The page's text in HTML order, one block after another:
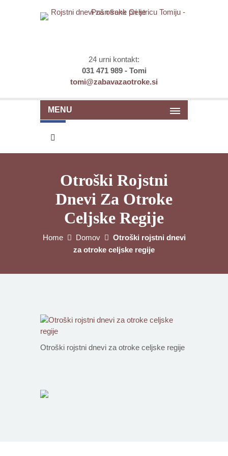
24 urni kontakt:
031 471 989 - Tomi
tomi@zabavazaotroke.si
MENU
Otroški Rojstni
Dnevi Za Otroke
Celjske Regije
Home Domov
Otroški rojstni dnevi
za otroke celjske regije
Otroški rojstni dnevi za otroke celjske regije